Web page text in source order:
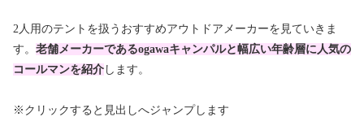
2人用のテントを扱うおすすめアウトドアメーカーを見ていきま
す。 老舗メーカーであるogawaキャンパルと幅広い年齢層に人気の
コールマンを紹介 します。
※クリックすると見出しへジャンプします